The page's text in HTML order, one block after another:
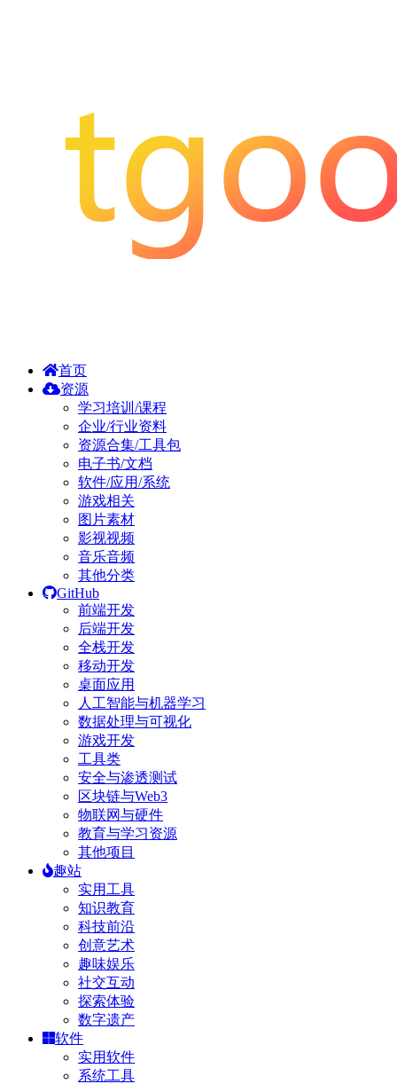
首页
资源
学习培训/课程
企业/行业资料
资源合集/工具包
电子书/文档
软件/应用/系统
游戏相关
图片素材
影视视频
音乐音频
其他分类
GitHub
前端开发
后端开发
全栈开发
移动开发
桌面应用
人工智能与机器学习
数据处理与可视化
游戏开发
工具类
安全与渗透测试
区块链与Web3
物联网与硬件
教育与学习资源
其他项目
趣站
实用工具
知识教育
科技前沿
创意艺术
趣味娱乐
社交互动
探索体验
数字遗产
软件
实用软件
系统工具